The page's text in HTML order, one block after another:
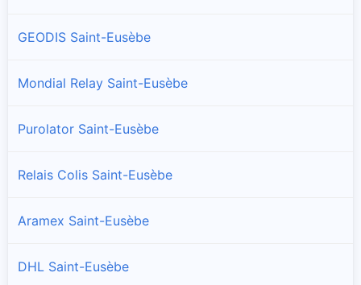
GEODIS Saint-Eusèbe
Mondial Relay Saint-Eusèbe
Purolator Saint-Eusèbe
Relais Colis Saint-Eusèbe
Aramex Saint-Eusèbe
DHL Saint-Eusèbe